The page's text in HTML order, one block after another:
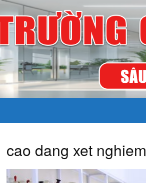
cao dang xet nghiem